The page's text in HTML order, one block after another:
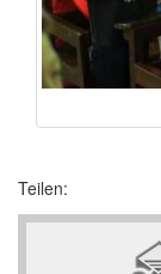
Teilen: